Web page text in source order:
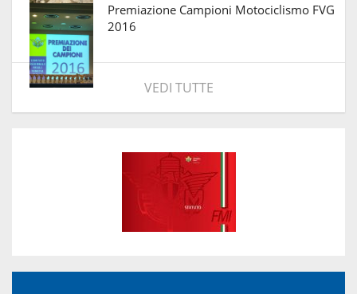
Premiazione Campioni Motociclismo FVG
2016
VEDI TUTTE